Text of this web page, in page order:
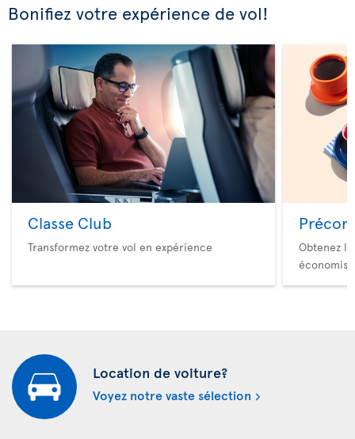
Bonifiez votre expérience de vol!
Classe Club
Transformez votre vol en expérience
Obtenez
Location de voiture?
Voyez notre vaste sélection